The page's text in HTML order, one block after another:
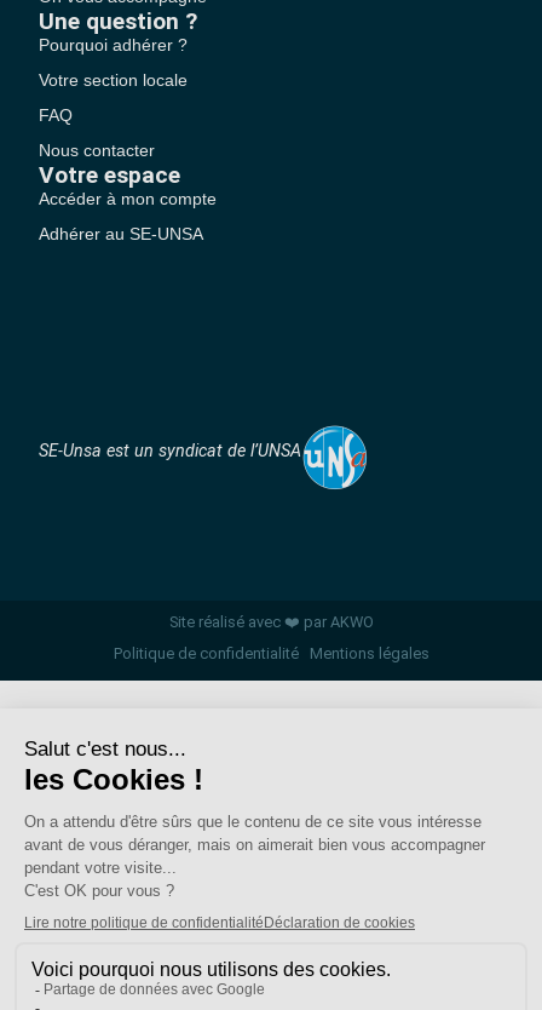
Une question ?
Pourquoi adhérer ?
Votre section locale
FAQ
Nous contacter
Votre espace
Accéder à mon compte
Adhérer au SE-UNSA
SE-Unsa est un syndicat de l’UNSA
Site réalisé avec ❤️ par AKWO
Politique de confidentialité
Mentions légales